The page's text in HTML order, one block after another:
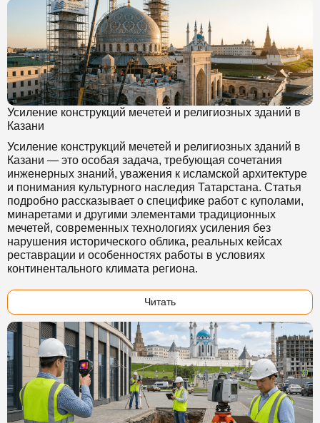
Усиление конструкций мечетей и религиозных зданий в
Казани
Усиление конструкций мечетей и религиозных зданий в
Казани — это особая задача, требующая сочетания
инженерных знаний, уважения к исламской архитектуре
и понимания культурного наследия Татарстана. Статья
подробно рассказывает о специфике работ с куполами,
минаретами и другими элементами традиционных
мечетей, современных технологиях усиления без
нарушения исторического облика, реальных кейсах
реставрации и особенностях работы в условиях
континентального климата региона.
Читать